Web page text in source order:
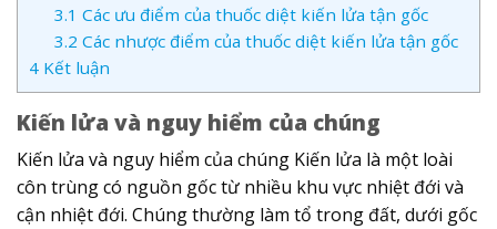
3.1 Các ưu điểm của thuốc diệt kiến lửa tận gốc
3.2 Các nhược điểm của thuốc diệt kiến lửa tận gốc
4 Kết luận
Kiến lửa và nguy hiểm của chúng
Kiến lửa và nguy hiểm của chúng Kiến lửa là một loài
côn trùng có nguồn gốc từ nhiều khu vực nhiệt đới và
cận nhiệt đới. Chúng thường làm tổ trong đất, dưới gốc